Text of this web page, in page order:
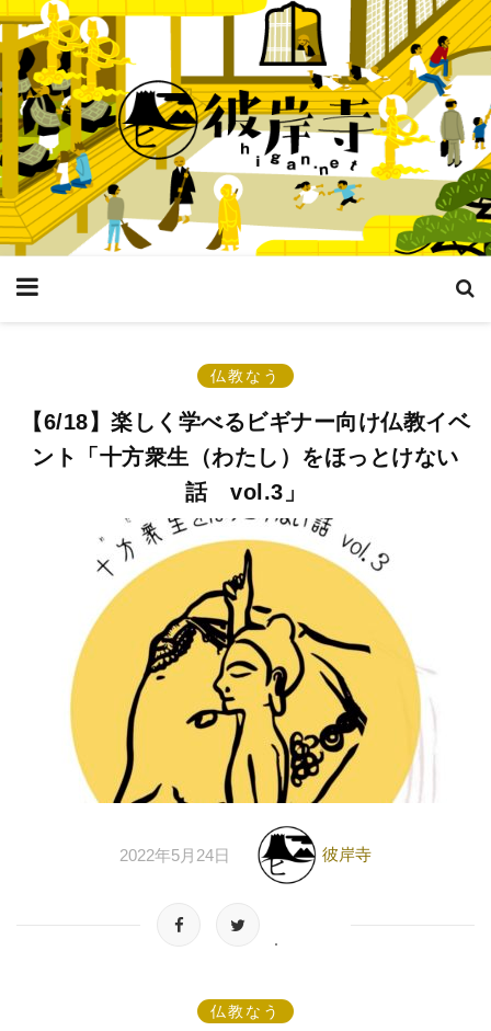
仏教なう
【6/18】楽しく学べるビギナー向け仏教イベ
ント「十方衆生（わたし）をほっとけない
話 vol.3」
2022年5月24日 彼岸寺
仏教なう